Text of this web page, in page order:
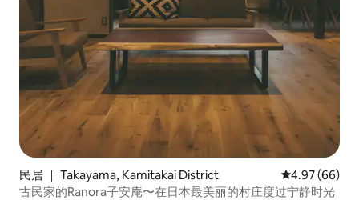
民居 ｜ Takayama, Kamitakai District 平均评分 4.97
4.97 (66)
古民家的Ranora子安庵〜在日本最美丽的村庄度过宁静时光